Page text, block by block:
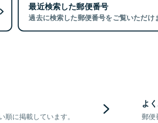
最近検索した郵便番号
過去に検索した郵便番号をご覧いただけ
に掲載しています。
よ
郵便